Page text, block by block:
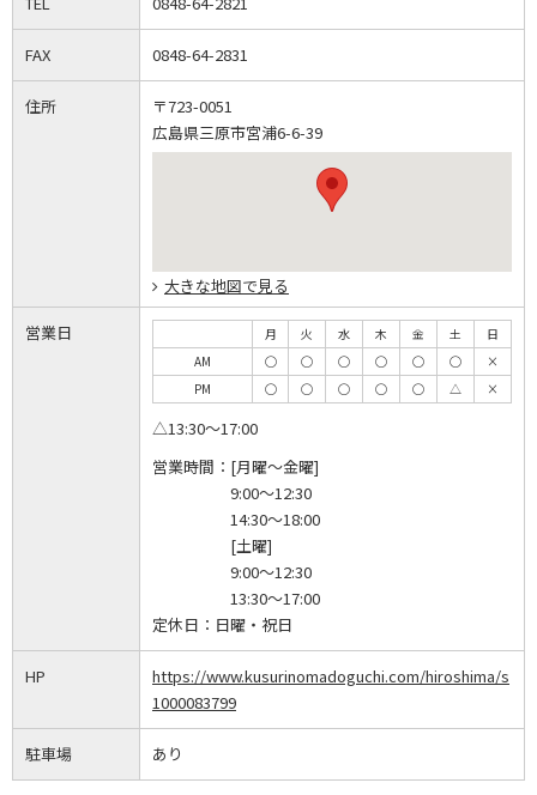
FAX 0848-64-2831
住所
〒723-0051
広島県三原市宮浦6-6-39
大きな地図で見る
営業日 月 火 水 木 金 土
日
AM
◯ ◯ ◯ ◯ ◯ ◯
×
PM
◯ ◯ ◯ ◯ ◯ △ ×
△13:30～17:00
営業時間： [月曜～金曜]
9:00～12:30
14:30～18:00
[土曜]
9:00～12:30
13:30～17:00
定休日： 日曜・祝日
HP
https://www.kusurinomadoguchi.com/hiroshima/s
1000083799
駐車場 あり